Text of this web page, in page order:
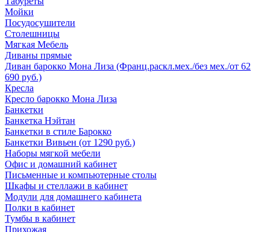
Мойки
Посудосушители
Столешницы
Мягкая Мебель
Диваны прямые
Диван барокко Мона Лиза (Франц.раскл.мех./без мех./от 62
690 руб.)
Кресла
Кресло барокко Мона Лиза
Банкетки
Банкетка Нэйтан
Банкетки в стиле Барокко
Банкетки Вивьен (от 1290 руб.)
Наборы мягкой мебели
Офис и домашний кабинет
Письменные и компьютерные столы
Шкафы и стеллажи в кабинет
Модули для домашнего кабинета
Полки в кабинет
Тумбы в кабинет
Прихожая